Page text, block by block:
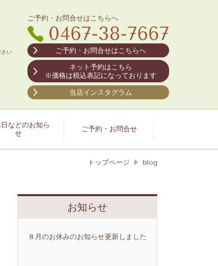
い
ご予約・お問合せはこちらへ
0467-38-7667
ご予約・お問合せはこちらへ
ネット予約はこちら
※価格は税込表記になっております
当店インスタグラム
などのお知ら
せ
ご予約・お問合せ
トップページ blog
お知らせ
８月のお休みのお知らせ更新しました